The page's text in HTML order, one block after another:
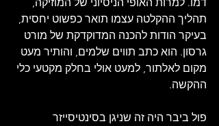
תהליך ההקלטה עצמו תואר כפשוט יחסית,
בעיקר הודות להכנה המדוקדקת של מורט
גרסון. הוא כתב תווים שלמים, והותיר מעט
מקום לאלתור, למעט אולי בחלק מקטעי כלי
ההקשה.
פול ביבר היה זה שניגן בסינטיסייזר